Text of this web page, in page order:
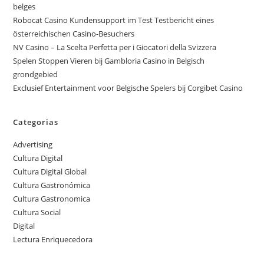
belges
Robocat Casino Kundensupport im Test Testbericht eines
österreichischen Casino-Besuchers
NV Casino – La Scelta Perfetta per i Giocatori della Svizzera
Spelen Stoppen Vieren bij Gambloria Casino in Belgisch
grondgebied
Exclusief Entertainment voor Belgische Spelers bij Corgibet Casino
Categorias
Advertising
Cultura Digital
Cultura Digital Global
Cultura Gastronómica
Cultura Gastronomica
Cultura Social
Digital
Lectura Enriquecedora